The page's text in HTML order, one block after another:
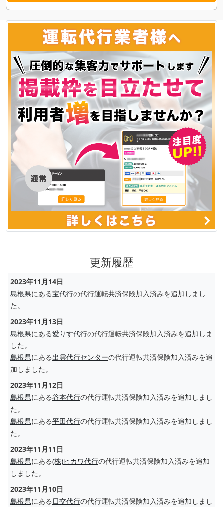
更新履歴
2023年11月14日
島根県にある宝代行の代行運転共済保険加入済みを追加しまし
た。
2023年11月13日
島根県にある愛りす代行の代行運転共済保険加入済みを追加しま
した。
島根県にある出雲代行センターの代行運転共済保険加入済みを追
加しました。
2023年11月12日
島根県にある谷本代行の代行運転共済保険加入済みを追加しまし
た。
島根県にある平田代行の代行運転共済保険加入済みを追加しまし
た。
2023年11月11日
島根県にある(株)ヒカワ代行の代行運転共済保険加入済みを追加
しました。
2023年11月10日
島根県にある 日交代行の代行運転共済保険加入済みを追加しまし